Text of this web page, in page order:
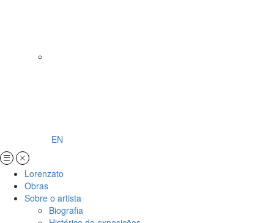
EN
Lorenzato
Obras
Sobre o artista
Biografia